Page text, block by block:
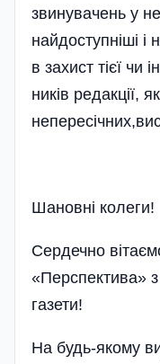
звинувачень у
найдос­ту­п­ніші і
в захист тієї чи
ників редакції,
Шановні колеги!
Сердечно
«Перспектива»
газети!
На будь-якому